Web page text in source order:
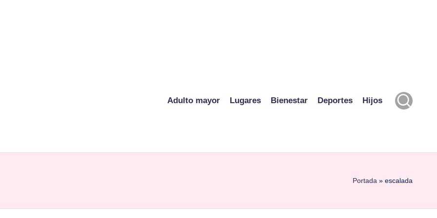
Adulto mayor Lugares Bienestar Deportes Hijos
Portada » escalada